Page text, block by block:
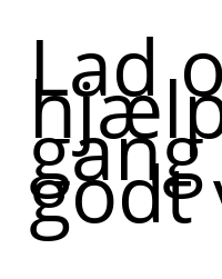
Lad
godt